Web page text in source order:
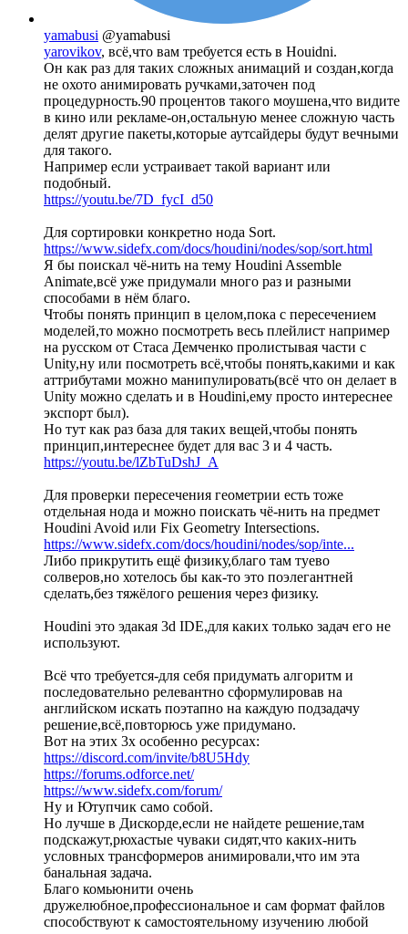
yamabusi @yamabusi
yarovikov, всё,что вам требуется есть в Houidni.
Он как раз для таких сложных анимаций и создан,когда
не охото анимировать ручками,заточен под
процедурность.90 процентов такого моушена,что видите
в кино или рекламе-он,остальную менее сложную часть
делят другие пакеты,которые аутсайдеры будут вечными
для такого.
Например если устраивает такой вариант или
подобный.
https://youtu.be/7D_fycI_d50
Для сортировки конкретно нода Sort.
https://www.sidefx.com/docs/houdini/nodes/sop/sort.html
Я бы поискал чё-нить на тему Houdini Assemble
Animate,всё уже придумали много раз и разными
способами в нём благо.
Чтобы понять принцип в целом,пока с пересечением
моделей,то можно посмотреть весь плейлист например
на русском от Стаса Демченко пролистывая части с
Unity,ну или посмотреть всё,чтобы понять,какими и как
аттрибутами можно манипулировать(всё что он делает в
Unity можно сделать и в Houdini,ему просто интереснее
экспорт был).
Но тут как раз база для таких вещей,чтобы понять
принцип,интереснее будет для вас 3 и 4 часть.
https://youtu.be/lZbTuDshJ_A
Для проверки пересечения геометрии есть тоже
отдельная нода и можно поискать чё-нить на предмет
Houdini Avoid или Fix Geometry Intersections.
https://www.sidefx.com/docs/houdini/nodes/sop/inte...
Либо прикрутить ещё физику,благо там туево
солверов,но хотелось бы как-то это поэлегантней
сделать,без тяжёлого решения через физику.
Houdini это эдакая 3d IDE,для каких только задач его не
используют.
Всё что требуется-для себя придумать алгоритм и
последовательно релевантно сформулировав на
английском искать поэтапно на каждую подзадачу
решение,всё,повторюсь уже придумано.
Вот на этих 3х особенно ресурсах:
https://discord.com/invite/b8U5Hdy
https://forums.odforce.net/
https://www.sidefx.com/forum/
Ну и Ютупчик само собой.
Но лучше в Дискорде,если не найдете решение,там
подскажут,рюхастые чуваки сидят,что каких-нить
условных трансформеров анимировали,что им эта
банальная задача.
Благо комьюнити очень
дружелюбное,профессиональное и сам формат файлов
способствуют к самостоятельному изучению любой